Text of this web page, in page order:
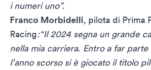
i numeri uno”.
Franco Morbidelli, pilota di Prima
Racing:“Il 2024 segna un grande
nella mia carriera. Entro a far
l’anno scorso si è giocato il titolo